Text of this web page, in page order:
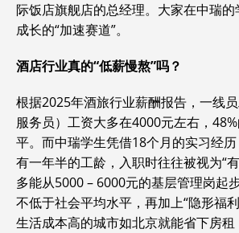
际饭店旗舰店的总经理。大家在中瑞
成长的“加速赛道”。
酒店行业真的“低薪慢熬”吗？
根据2025年酒旅行业薪酬报告，一线
服务员）工资大多在4000元左右，
平。而中瑞学生凭借18个月的实习经
有一年半的工龄，入职时往往被视为“
多能从5000 – 6000元的基层管理岗起
不低于社会平均水平，再加上“隐形福
生活成本高的城市如北京就能省下房